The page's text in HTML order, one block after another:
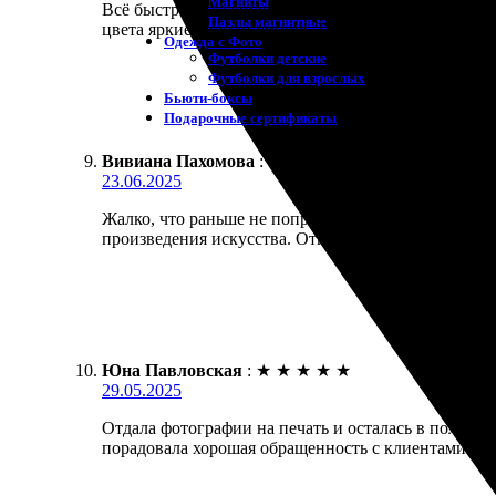
Пазлы магнитные
Одежда с Фото
Футболки детские
Футболки для взрослых
Бьюти-боксы
Подарочные сертификаты
Всё быстро, и главное – без лишних хлопот!
цвета яркие, детали четкие. Теперь у меня есть
Вивиана Пахомова : ★
23.06.2025
Жалко, что раньше не попробовала. Все сделано
произведения искусства. Отпечатки четкие, цвета
Юна Павловская : ★ ★ ★ ★ ★
29.05.2025
Отдала фотографии на печать и осталась в
порадовала хорошая обращенность с клиентами.